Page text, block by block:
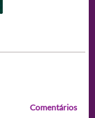
Comentários